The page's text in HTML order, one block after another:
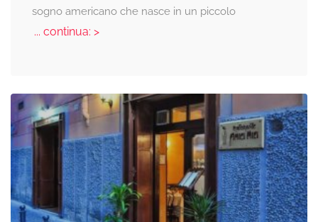
sogno americano che nasce in un piccolo
... continua: >